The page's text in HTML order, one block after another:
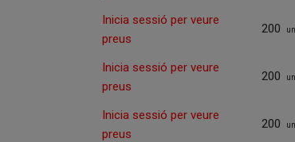
Inicia sessió per veure
preus
200
Inicia sessió per veure
preus
200
Inicia sessió per veure
preus
200